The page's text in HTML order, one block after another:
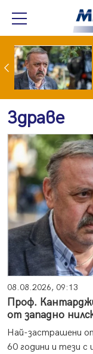
Учени: Земята се затопля с рекордни темпове
Здраве
08.08.2026, 09:13
Проф.
от западно
Най-застрашени
60 години и тези с